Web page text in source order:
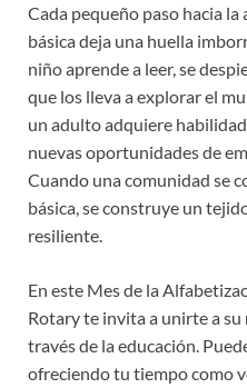
Cada pequeño paso hacia
básica deja una huella
niño aprende a leer, se
que los lleva a explorar el
un adulto adquiere
nuevas oportunidades de
Cuando una comunidad se
básica, se construye un
resiliente.
En este Mes de la
Rotary te invita a unirte a su
través de la educación.
ofreciendo tu tiempo como